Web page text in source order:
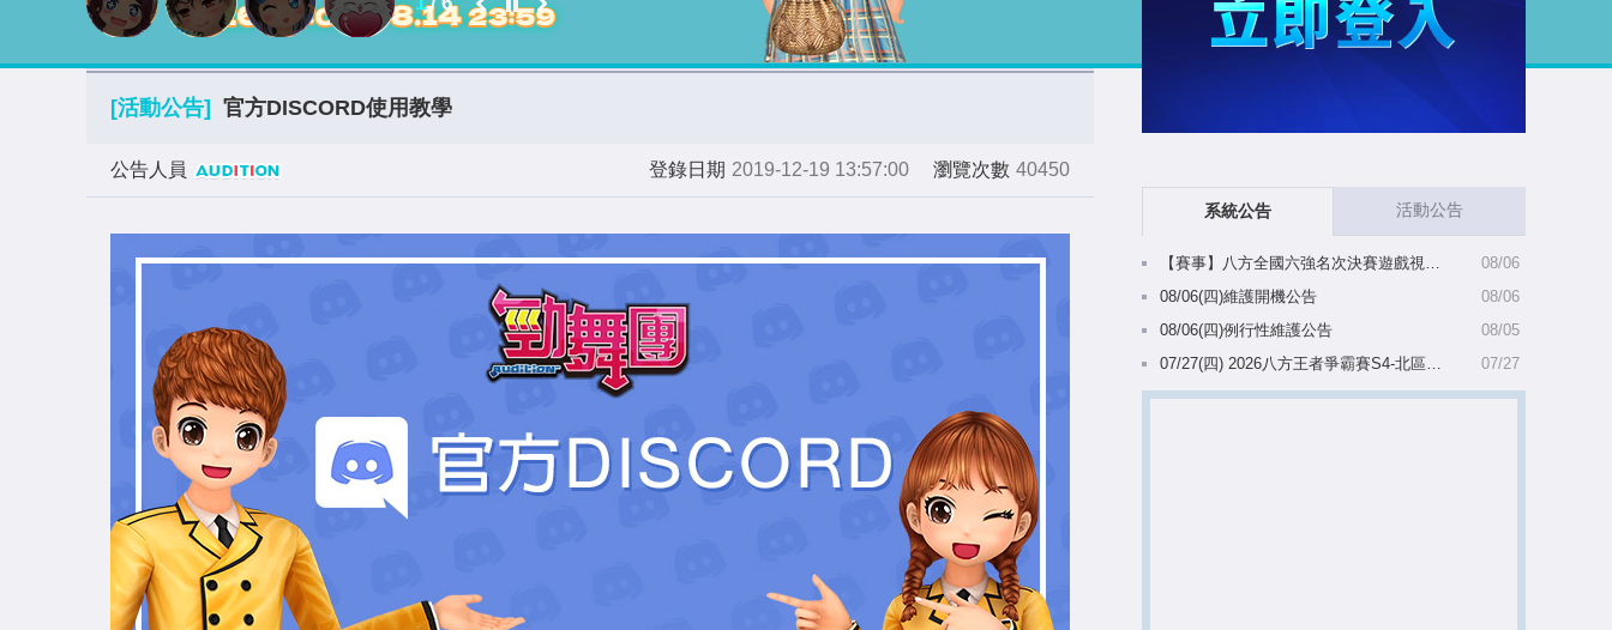
[活動公告] 官方DISCORD使用教學
公告人員 登錄日期 2019-12-19 13:57:00 瀏覽次數 40450
系統公告
【賽事】八方全國六強名次決賽遊戲視窗比例變更公告
08/06
08/06(四)維護開機公告
08/06
08/06(四)例行性維護公告
08/05
07/27(四) 2026八方王者爭霸賽S4-北區備選名單陸續出爐(8/5 10:28更新)
07/27
活動公告